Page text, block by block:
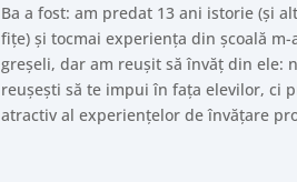
Ba a fost: am predat 13 ani istorie (și
fițe) și tocmai experiența din școală
greșeli, dar am reușit să învăț din ele:
reușești să te impui în fața elevilor, ci
atractiv al experiențelor de învățare